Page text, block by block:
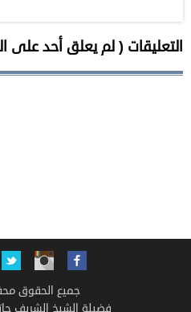
التعليقات ( لم يعلق أحد على
جميع الحقوق
فضيلة الشيخ الشريف